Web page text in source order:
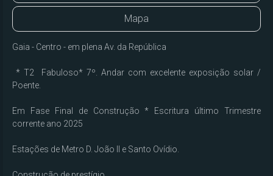
Mapa
Gaia - Centro - em plena Av. da República
Poente.
Em Fase Final de Construção * Escritura último Trimestre
corrente ano 2025
Estações de Metro D. João II e Santo Ovídio.